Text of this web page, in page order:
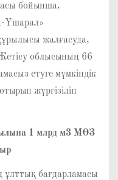
бойынша,
Үшарал»
жалғасуда,
облысының 66
етуге мүмкіндік
жүргізіліп
1 млрд м3 МӨЗ
ұлттық бағдарламасы